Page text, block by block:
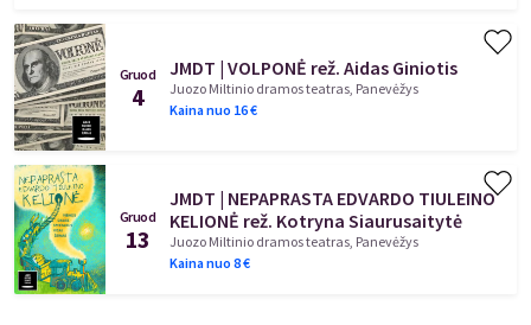
Gruod
4
JMDT | VOLPONĖ rež. Aidas Giniotis
Juozo Miltinio dramos teatras, Panevėžys
Kaina nuo 16€
Gruod
13
JMDT | NEPAPRASTA EDVARDO TIULEINO
KELIONĖ rež. Kotryna Siaurusaitytė
Juozo Miltinio dramos teatras, Panevėžys
Kaina nuo 8€